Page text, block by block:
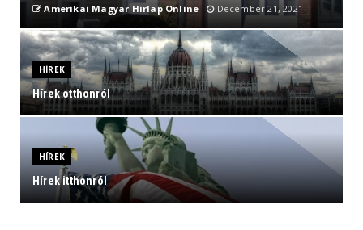
Amerikai Magyar Hirlap Online December 21, 2021
HÍREK
Hírek otthonról
HÍREK
Hírek itthonról